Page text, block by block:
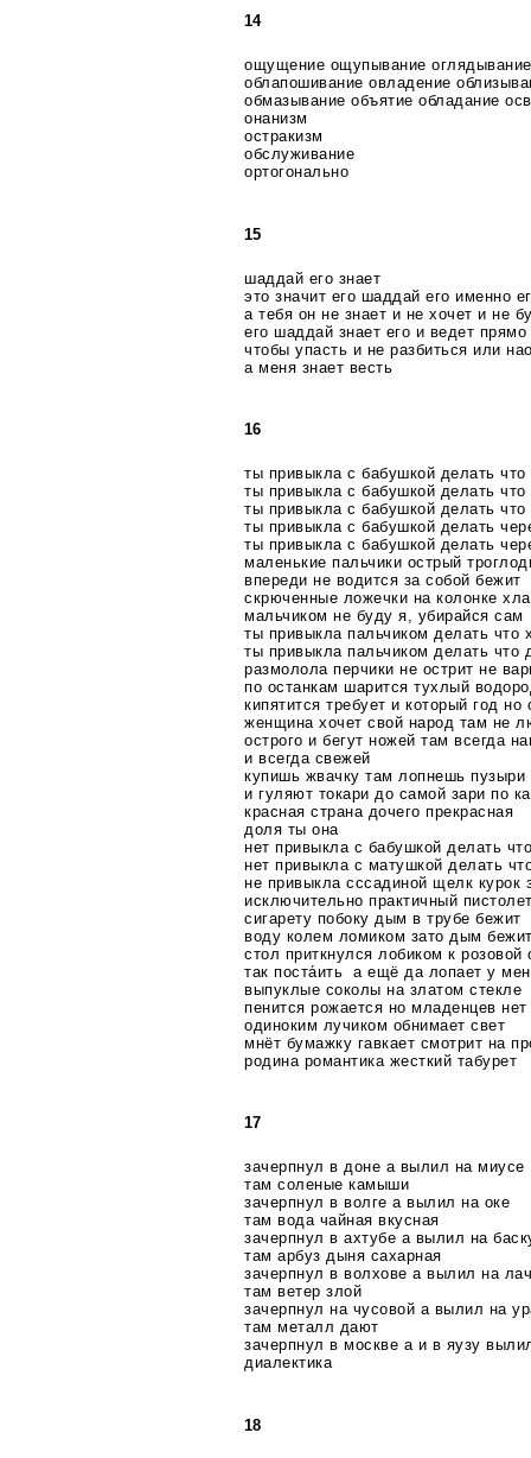
14
ощущение ощупывание
облапошивание овладение
обмазывание объятие обладание
онанизм
остракизм
обслуживание
ортогонально
15
шаддай его знает
это значит его шаддай его именно
а тебя он не знает и не хочет и не
его шаддай знает его и ведет прямо
чтобы упасть и не разбиться или
а меня знает весть
16
ты привыкла с бабушкой делать что
ты привыкла с бабушкой делать что
ты привыкла с бабушкой делать что
ты привыкла с бабушкой делать
ты привыкла с бабушкой делать
маленькие пальчики острый
впереди не водится за собой бежит
скрюченные ложечки на колонке
мальчиком не буду я, убирайся сам
ты привыкла пальчиком делать что
ты привыкла пальчиком делать что
размолола перчики не острит не
по останкам шарится тухлый
кипятится требует и который год но
женщина хочет свой народ там не
острого и бегут ножей там всегда
и всегда свежей
купишь жвачку там лопнешь пузыри
и гуляют токари до самой зари по
красная страна дочего прекрасная
доля ты она
нет привыкла с бабушкой делать
нет привыкла с матушкой делать
не привыкла сссадиной щелк курок
исключительно практичный
сигарету побоку дым в трубе бежит
воду колем ломиком зато дым
стол приткнулся лобиком к розовой
так поста́ить а ещё да лопает у
выпуклые соколы на златом стекле
пенится рожается но младенцев нет
одиноким лучиком обнимает свет
мнёт бумажку гавкает смотрит на
родина романтика жесткий табурет
17
зачерпнул в доне а вылил на миусе
там соленые камыши
зачерпнул в волге а вылил на оке
там вода чайная вкусная
зачерпнул в ахтубе а вылил на
там арбуз дыня сахарная
зачерпнул в волхове а вылил на
там ветер злой
зачерпнул на чусовой а вылил на
там металл дают
зачерпнул в москве а и в яузу
диалектика
18